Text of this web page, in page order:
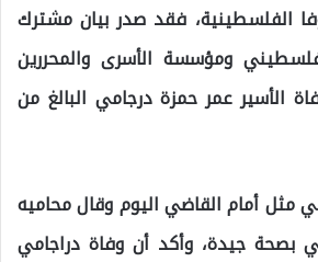
الفلسطينية، فقد صدر بيان مشترك
ومؤسسة الأسرى والمحررين
الأسير عمر حمزة درجامي البالغ من
مثل أمام القاضي اليوم وقال محاميه
بصحة جيدة، وأكد أن وفاة دراجامي